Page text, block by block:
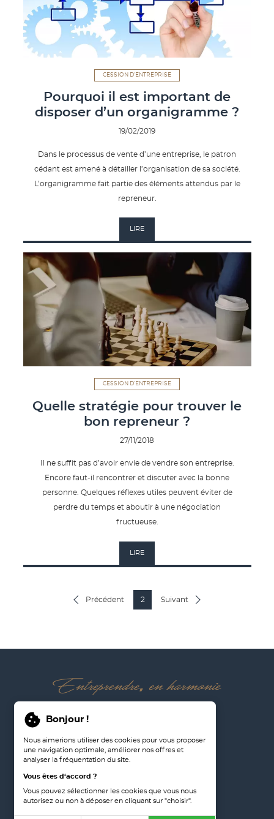
CESSION D'ENTREPRISE
Pourquoi il est important de
disposer d’un organigramme ?
19/02/2019
Dans le processus de vente d’une entreprise, le patron
cédant est amené à détailler l’organisation de sa société.
L’organigramme fait partie des éléments attendus par le
repreneur.
LIRE
CESSION D'ENTREPRISE
Quelle stratégie pour trouver le
bon repreneur ?
27/11/2018
Il ne suffit pas d’avoir envie de vendre son entreprise.
Encore faut-il rencontrer et discuter avec la bonne
personne. Quelques réflexes utiles peuvent éviter de
perdre du temps et aboutir à une négociation
fructueuse.
LIRE
Précédent 2 Suivant
Nous contacter
Préférences de cookies
Bonjour !
Nous aimerions utiliser des cookies pour vous proposer
une navigation optimale, améliorer nos offres et
analyser la fréquentation du site.
Vous êtes d‘accord ?
Vous pouvez sélectionner les cookies que vous nous
autorisez ou non à déposer en cliquant sur "choisir".